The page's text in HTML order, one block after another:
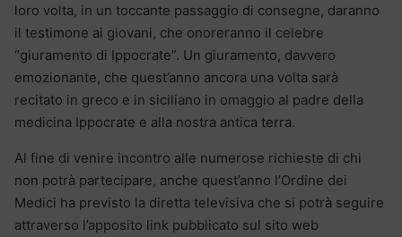
loro volta, in un toccante passaggio di consegne, daranno
il testimone ai giovani, che onoreranno il celebre
“giuramento di Ippocrate”. Un giuramento, davvero
emozionante, che quest’anno ancora una volta sarà
recitato in greco e in siciliano in omaggio al padre della
medicina Ippocrate e alla nostra antica terra.
Al fine di venire incontro alle numerose richieste di chi
non potrà partecipare, anche quest’anno l’Ordine dei
Medici ha previsto la diretta televisiva che si potrà seguire
attraverso l’apposito link pubblicato sul sito web